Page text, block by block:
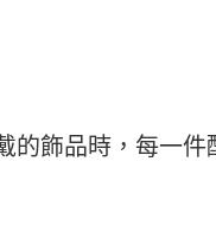
飾品時，每一